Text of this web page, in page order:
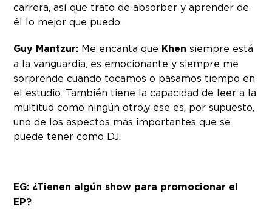
carrera, así que trato de absorber y aprender de
él lo mejor que puedo.
Guy Mantzur: Me encanta que Khen siempre está
a la vanguardia, es emocionante y siempre me
sorprende cuando tocamos o pasamos tiempo en
el estudio. También tiene la capacidad de leer a la
multitud como ningún otro,y ese es, por supuesto,
uno de los aspectos más importantes que se
puede tener como DJ.
EG: ¿Tienen algún show para promocionar el
EP?